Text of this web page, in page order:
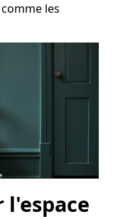
les
l'espace